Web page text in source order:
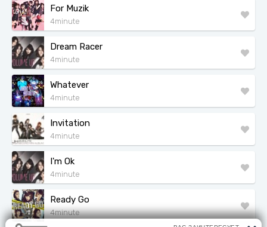
For Muzik
4minute
Dream Racer
4minute
Whatever
4minute
Invitation
4minute
I'm Ok
4minute
Ready Go
4minute